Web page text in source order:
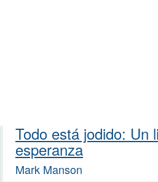
Todo está jodido: Un
esperanza
Mark Manson